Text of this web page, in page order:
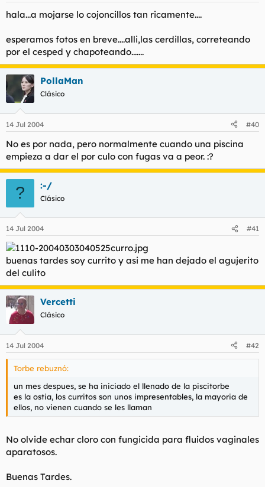
hala...a mojarse lo cojoncillos tan ricamente....
esperamos fotos en breve....alli,las cerdillas, correteando
por el cesped y chapoteando.......
PollaMan
Clásico
14 Jul 2004 #40
No es por nada, pero normalmente cuando una piscina
empieza a dar el por culo con fugas va a peor. :?
? :-/
Clásico
14 Jul 2004 #41
buenas tardes soy currito y asi me han dejado el agujerito
del culito
Vercetti
Clásico
14 Jul 2004 #42
Torbe rebuznó:
un mes despues, se ha iniciado el llenado de la piscitorbe
es la ostia, los curritos son unos impresentables, la mayoria de
ellos, no vienen cuando se les llaman
No olvide echar cloro con fungicida para fluidos vaginales
aparatosos.
Buenas Tardes.